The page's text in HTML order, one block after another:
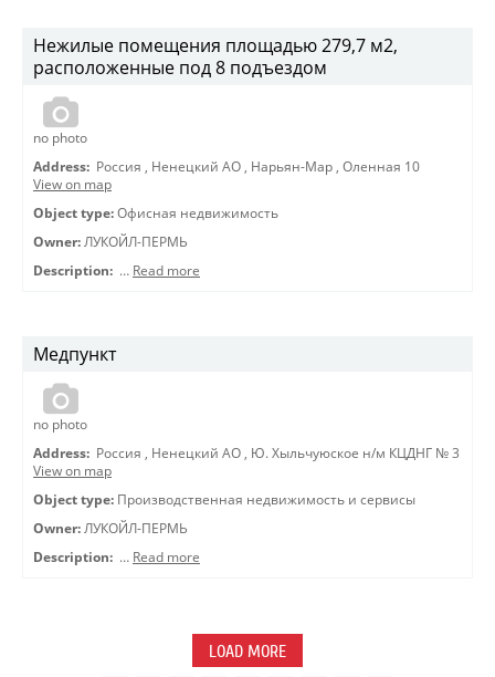
Нежилые помещения площадью 279,7 м2,
расположенные под 8 подъездом
no photo
Address: Россия , Ненецкий АО , Нарьян-Мар , Оленная 10
View on map
Object type: Офисная недвижимость
Owner: ЛУКОЙЛ-ПЕРМЬ
Description: … Read more
Медпункт
no photo
Address: Россия , Ненецкий АО , Ю. Хыльчуюское н/м КЦДНГ № 3
View on map
Object type: Производственная недвижимость и сервисы
Owner: ЛУКОЙЛ-ПЕРМЬ
Description: … Read more
LOAD MORE